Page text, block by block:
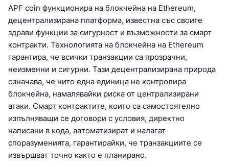
APF coin функционира на блокчейна на Ethereum,
децентрализирана платформа, известна със своите
здрави функции за сигурност и възможности за смарт
контракти. Технологията на блокчейна на Ethereum
гарантира, че всички транзакции са прозрачни,
неизменни и сигурни. Тази децентрализирана природа
означава, че нито една единица не контролира
блокчейна, намалявайки риска от централизирани
атаки. Смарт контрактите, които са самостоятелно
изпълняващи се договори с условия, директно
написани в кода, автоматизират и налагат
споразуменията, гарантирайки, че транзакциите се
извършват точно както е планирано.